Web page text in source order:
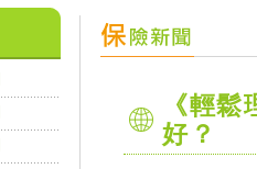
《輕
好？